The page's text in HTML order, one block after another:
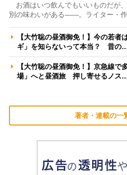
お酒はいつ飲んでもいいものだが
別の味わいがある――。ライター・
【大竹聡の昼酒御免！】今の若者
ギ」を知らないって本当？ 昔の
【大竹聡の昼酒御免！】京急線で
場」へと昼酒旅 押し寄せるノス
著者・連載の一